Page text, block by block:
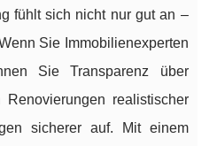
fühlt sich nicht nur gut an –
Sie Immobilienexperten
Sie Transparenz über
realistischer
sicherer auf. Mit einem